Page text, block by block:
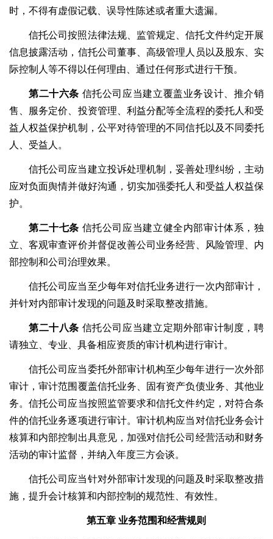
时，不得有虚假记载、误导性陈述或者重大遗漏。
信托公司按照法律法规、监管规定、信托文件约定开展
信息披露活动，信托公司董事、高级管理人员以及股东、实
际控制人等不得以任何理由、通过任何形式进行干预。
第二十六条 信托公司应当建立覆盖业务设计、推介销
售、服务定价、投资管理、利益分配等全流程的委托人和受
益人权益保护机制，公平对待管理的不同信托以及不同委托
人、受益人。
信托公司应当建立投诉处理机制，妥善处理纠纷，主动
应对负面舆情并做好沟通，切实加强委托人和受益人权益保
护。
第二十七条 信托公司应当建立健全内部审计体系，独
立、客观审查评价并督促改善公司业务经营、风险管理、内
部控制和公司治理效果。
信托公司应当至少每年对信托业务进行一次内部审计，
并针对内部审计发现的问题及时采取整改措施。
第二十八条 信托公司应当建立定期外部审计制度，聘
请独立、专业、具备相应资质的审计机构进行审计。
信托公司应当委托外部审计机构至少每年进行一次外部
审计，审计范围覆盖信托业务、固有资产负债业务、其他业
务。信托公司应当按照监管要求和信托文件约定，对符合条
件的信托业务逐项进行审计。审计机构应当对信托业务会计
核算和内部控制出具意见，加强对信托公司经营活动和财务
活动的审计监督，并纳入年度三方会谈。
信托公司应当针对外部审计发现的问题及时采取整改措
施，提升会计核算和内部控制的规范性、有效性。
第五章 业务范围和经营规则